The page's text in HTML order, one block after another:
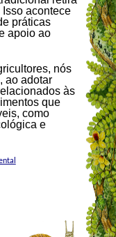
acontece
práticas
apoio ao
nós
ao adotar
às
que
como
e